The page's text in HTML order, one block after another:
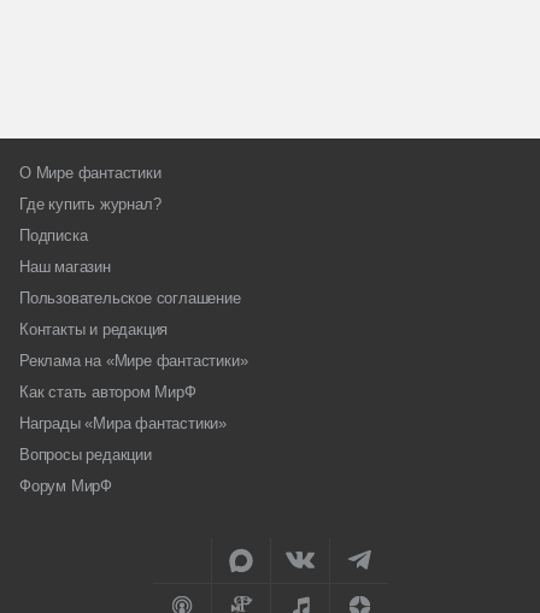
О Мире фантастики
Где купить журнал?
Подписка
Наш магазин
Пользовательское соглашение
Контакты и редакция
Реклама на «Мире фантастики»
Как стать автором МирФ
Награды «Мира фантастики»
Вопросы редакции
Форум МирФ